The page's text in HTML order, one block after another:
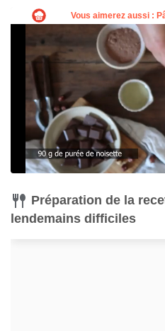
Préparation de la
lendemains difficiles